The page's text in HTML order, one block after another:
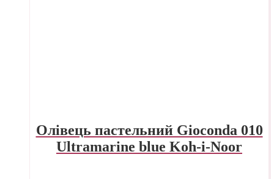
Олівець пастельний Gioconda 010
Ultramarine blue Koh-i-Noor